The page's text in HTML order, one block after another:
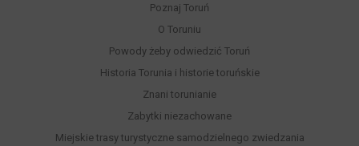
Poznaj Toruń
O Toruniu
Powody żeby odwiedzić Toruń
Historia Torunia i historie toruńskie
Znani torunianie
Zabytki niezachowane
Miejskie trasy turystyczne samodzielnego zwiedzania